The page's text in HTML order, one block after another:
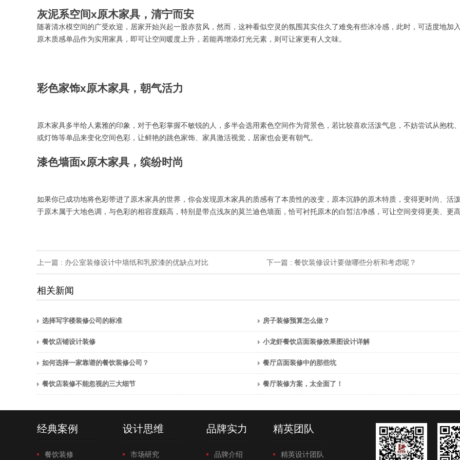
灰泥系空间x原木家具，清宁而安
随著清水模空间的广受欢迎，居家开始兴起一股赤贫风，然而，这种看似空灵的氛围其实住久了难免有些冰冷感，此时，可适度地加
原木质感单品作为实用家具，即可让空间暖度上升，若能再增添灯光元素，则可让家更有人文味。
彩色家饰x原木家具，朝气活力
原木家具多半给人素雅的印象，对于色彩掌握不敏锐的人，多半会选用素色空间作为背景色，若比较喜欢活泼气息，不妨尝试从抱枕
或灯饰等单品来变化空间色彩，让鲜艳的跳色家饰、家具激活视觉，居家也会更有朝气。
漆色墙面x原木家具，缤纷时尚
如果你已成功地将色彩带进了原木家具的世界，你会发现原木家具的质感有了本质性的改变，原本沉静的原木特质，变得更时尚、活
于原木属于大地色调，与色彩的相容度颇高，特别是带点浅灰的莫兰迪色墙面，恰可衬托原木的白皙洁净感，可让空间变得更美、更高
上一篇 : 办公室装修设计中墙纸和乳胶漆的优缺点对比 下一篇 :餐饮装修‍设计要做哪些分析和考虑呢？
相关新闻
选择写字楼装修公司的标准 房子装修预算怎么做？
餐饮店铺设计装修 小龙虾餐饮店面装修效果图设计详解
如何选择一家靠谱的餐饮装修公司？ 餐厅店面装修中的那些坑
餐饮店装修不能忽视的三大细节 餐厅装修方案，太全面了！
经典案例
餐饮装修
设计思维
市场研究
品牌实力
品牌介绍
精英团队
精英设计团队